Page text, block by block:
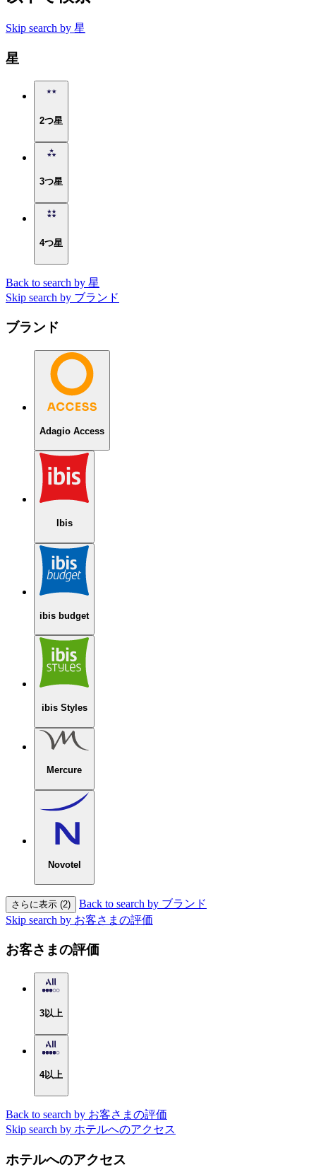
Skip search by 星
星
2つ星
3つ星
4つ星
Back to search by 星
Skip search by ブランド
ブランド
Adagio Access
Ibis
ibis budget
ibis Styles
Mercure
Novotel
さらに表示 (2)
Back to search by ブランド
Skip search by お客さまの評価
お客さまの評価
3以上
4以上
Back to search by お客さまの評価
Skip search by ホテルへのアクセス
ホテルへのアクセス